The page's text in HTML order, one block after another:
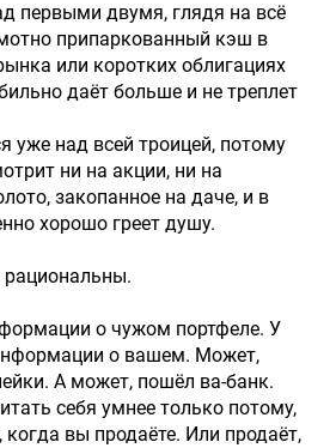
первыми двумя, глядя на всё
припаркованный кэш в
или коротких облигациях
даёт больше и не треплет
уже над всей троицей, потому
ни на акции, ни на
закопанное на даче, и в
хорошо греет душу.
рациональны.
о чужом портфеле. У
о вашем. Может,
А может, пошёл ва-банк.
себя умнее только потому,
когда вы продаёте. Или продаёт,